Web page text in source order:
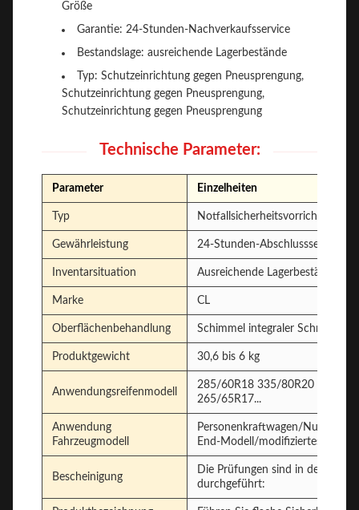
Größe
Garantie: 24-Stunden-Nachverkaufsservice
Bestandslage: ausreichende Lagerbestände
Typ: Schutzeinrichtung gegen Pneusprengung,
Schutzeinrichtung gegen Pneusprengung,
Schutzeinrichtung gegen Pneusprengung
Technische Parameter:
Parameter Einzelheiten
Typ Notfallsicherheitsvorrichtung
Gewährleistung 24-Stunden-Abschlussservice
Inventarsituation Ausreichende Lagerbestände
Marke CL
Oberflächenbehandlung Schimmel integraler Schmiede,
Produktgewicht 30,6 bis 6 kg
Anwendungsreifenmodell
285/60R18 335/80R20 225/
265/65R17...
Anwendung
Fahrzeugmodell
Personenkraftwagen/
End-Modell/modifiziertes
Bescheinigung
Die Prüfungen sind in der
durchgeführt: